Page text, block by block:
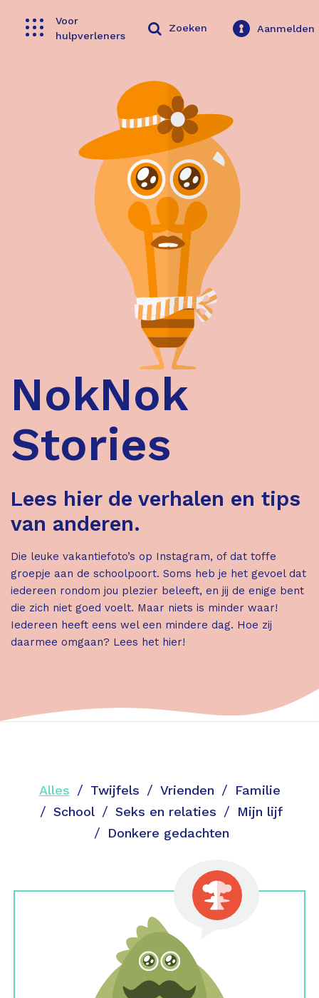
Toggle navigation
Voor
hulpverleners
Zoeken Aanmelden
NokNok
Stories
Lees hier de verhalen en tips
van anderen.
Die leuke vakantiefoto’s op Instagram, of dat toffe
groepje aan de schoolpoort. Soms heb je het gevoel dat
iedereen rondom jou plezier beleeft, en jij de enige bent
die zich niet goed voelt. Maar niets is minder waar!
Iedereen heeft eens wel een mindere dag. Hoe zij
daarmee omgaan? Lees het hier!
Alles Twijfels Vrienden
Familie
School
Seks en relaties
Mijn lijf
Donkere gedachten